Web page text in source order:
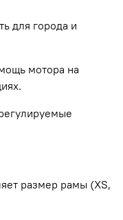
для города и
мотора на
размер рамы (XS,